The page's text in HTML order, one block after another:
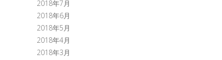
2018年7月
2018年6月
2018年5月
2018年4月
2018年3月